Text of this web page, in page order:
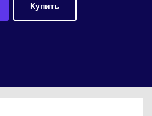
необходимая для использования
поддерживаемых форматов,
новости и обновления UniConverter.
Купить